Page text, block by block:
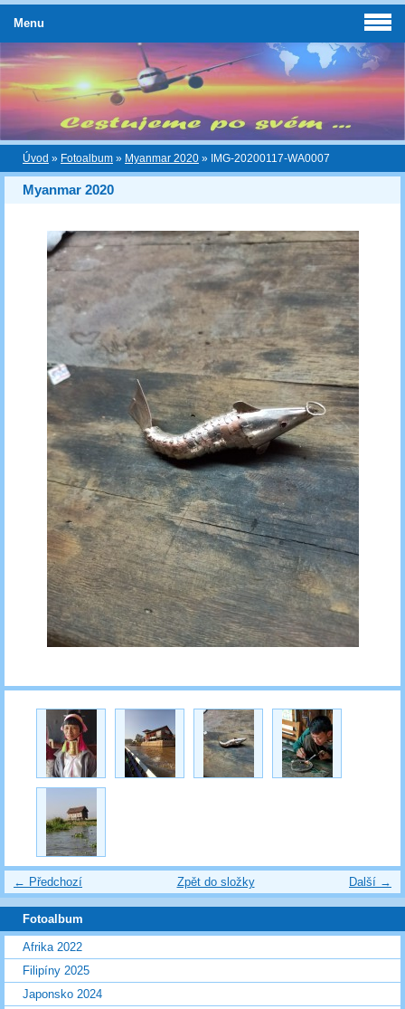
Úvod » Fotoalbum » Myanmar 2020 » IMG-20200117-WA0007
Myanmar 2020
← Předchozí Další →
Zpět do složky
Menu
Fotoalbum
Afrika 2022
Filipíny 2025
Japonsko 2024